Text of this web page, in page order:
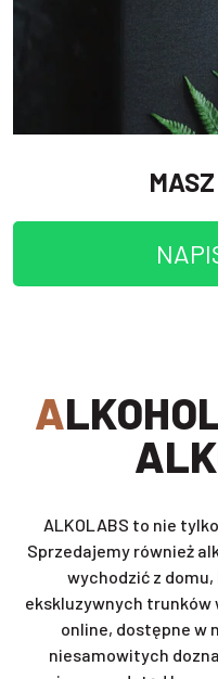
ALKOHOLE ONLINE W
ALKOLABS to nie
Sprzedajemy również
wychodzić z
ekskluzywnych trunków
online, dostępne w
niesamowitych